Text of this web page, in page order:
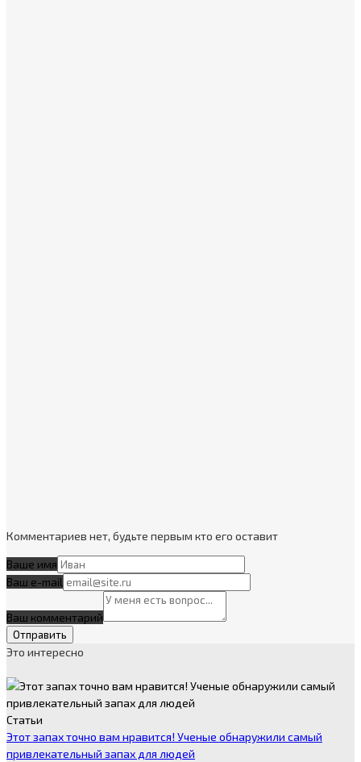
Комментариев нет, будьте первым кто его оставит
Ваше имя
Ваш e-mail
Ваш комментарий
Это интересно
Статьи
Этот запах точно вам нравится! Ученые обнаружили самый
привлекательный запах для людей